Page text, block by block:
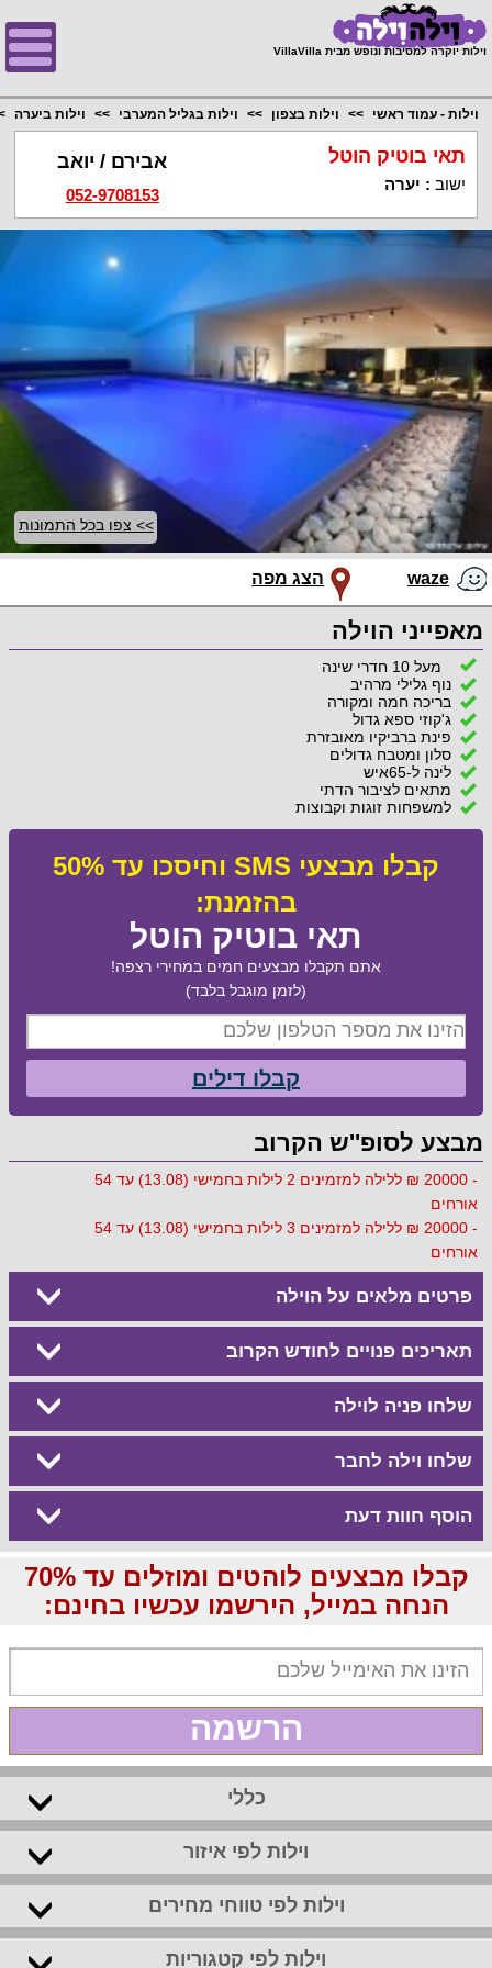
וילות יוקרה למסיבות ונופש מבית VillaVilla
וילות - עמוד ראשי וילות בצפון וילות בגליל המערבי וילות ביערה
תאי בוטיק הוטל
ישוב : יערה
אבירם / יואב
052-9708153
>> צפו בכל התמונות
waze הצג מפה
מאפייני הוילה
מעל 10 חדרי שינה
נוף גלילי מרהיב
בריכה חמה ומקורה
ג'קוזי ספא גדול
פינת ברביקיו מאובזרת
סלון ומטבח גדולים
לינה ל-65איש
מתאים לציבור הדתי
למשפחות זוגות וקבוצות
קבלו מבצעי SMS וחיסכו עד 50%
בהזמנת:
תאי בוטיק הוטל
אתם תקבלו מבצעים חמים במחירי רצפה!
(לזמן מוגבל בלבד)
קבלו דילים
מבצע לסופ''ש הקרוב
- 20000 ₪ ללילה למזמינים 2 לילות בחמישי (13.08) עד 54
אורחים
- 20000 ₪ ללילה למזמינים 3 לילות בחמישי (13.08) עד 54
אורחים
פרטים מלאים על הוילה
תאריכים פנויים לחודש הקרוב
שלחו פניה לוילה
שלחו וילה לחבר
הוסף חוות דעת
קבלו מבצעים לוהטים ומוזלים עד 70%
הנחה במייל, הירשמו עכשיו בחינם:
הרשמה
כללי
וילות לפי איזור
וילות לפי טווחי מחירים
וילות לפי קטגוריות